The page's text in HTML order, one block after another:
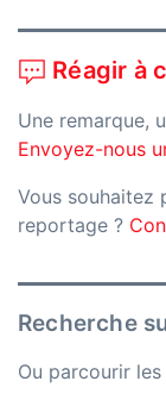
Réagir à
Une remarque,
Envoyez-nous
Vous souhaitez
reportage ?
Recherche
Ou parcourir